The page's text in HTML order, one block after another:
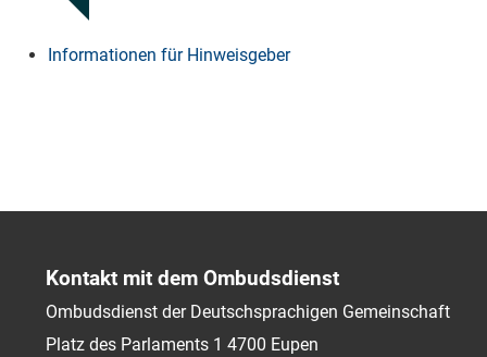
Informationen für Hinweisgeber
Kontakt mit dem Ombudsdienst
Ombudsdienst der Deutschsprachigen Gemeinschaft
Platz des Parlaments 1 4700 Eupen